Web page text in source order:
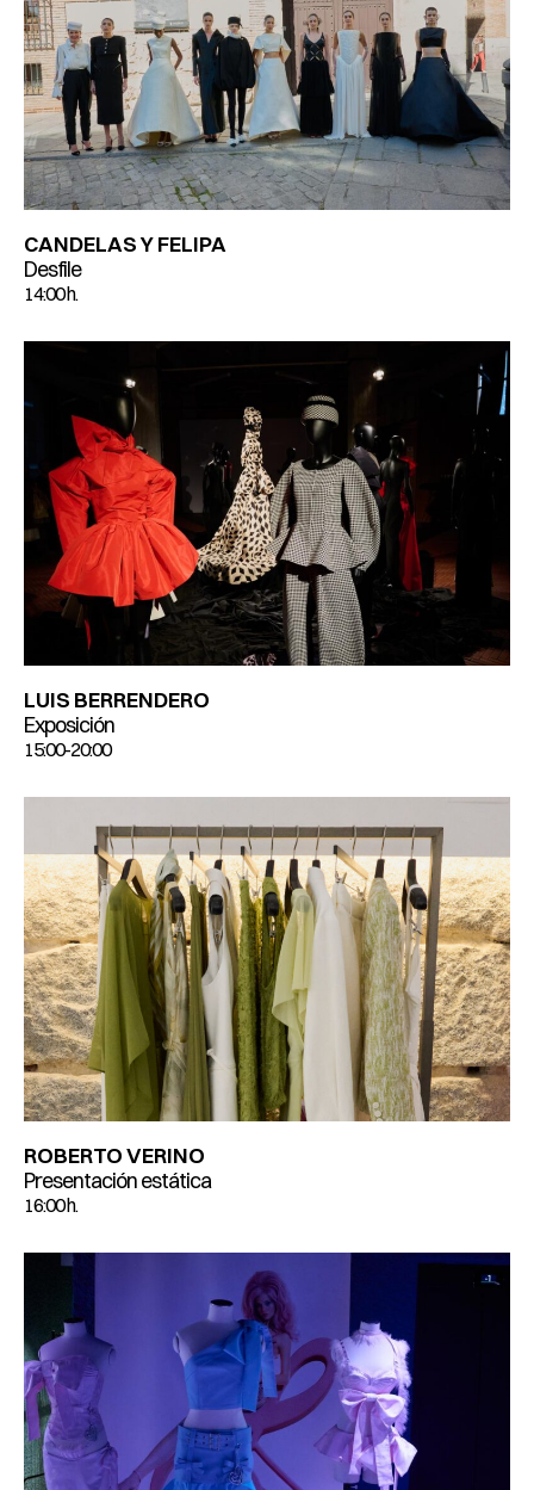
CANDELAS Y FELIPA
Desfile
14:00 h.
LUIS BERRENDERO
Exposición
15:00-20:00
ROBERTO VERINO
Presentación estática
16:00 h.